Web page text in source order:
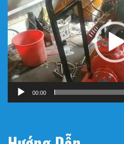
Máy bơm chữa
Trình
chơi
Video